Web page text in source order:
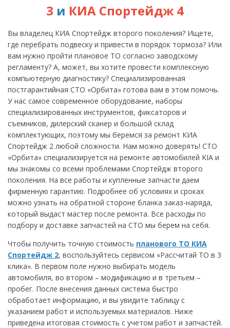
3 и КИА Спортейдж 4
Вы владелец КИА Спортейдж второго поколения? Ищете,
где перебрать подвеску и привести в порядок тормоза? Или
вам нужно пройти плановое ТО согласно заводскому
регламенту? А, может, вы хотите провести комплексную
компьютерную диагностику? Специализированная
постгарантийная СТО «Орбита» готова вам в этом помочь.
У нас самое современное оборудование, наборы
специализированных инструментов, фиксаторов и
съемников, дилерский сканер и большой склад
комплектующих, поэтому мы беремся за ремонт КИА
Спортейдж 2 любой сложности. Нам можно доверять! СТО
«Орбита» специализируется на ремонте автомобилей KIA и
мы знакомы со всеми проблемами Спортейдж второго
поколения. На все работы и купленные запчасти даем
фирменную гарантию. Подробнее об условиях и сроках
можно узнать на обратной стороне бланка заказ-наряда,
который выдаст мастер после ремонта. Все расходы по
подбору и доставке запчастей на СТО мы берем на себя.
Чтобы получить точную стоимость планового ТО КИА
Спортейдж 2, воспользуйтесь сервисом «Рассчитай ТО в 3
клика». В первом поле нужно выбирать модель
автомобиля, во втором – модификацию и в третьем –
пробег. После внесения данных система быстро
обработает информацию, и вы увидите таблицу с
указанием работ и используемых материалов. Ниже
приведена итоговая стоимость с учетом работ и запчастей.